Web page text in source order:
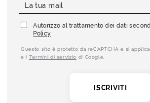
Autorizzo al trattamento dei dati
Policy
Questo sito è protetto da reCAPTCHA e si
e i Termini di servizio di Google.
ISCRIVITI